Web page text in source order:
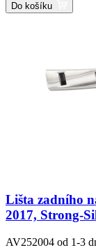
Do košíku
Lišta zadního
2017, Strong-
AV252004 od 1-3